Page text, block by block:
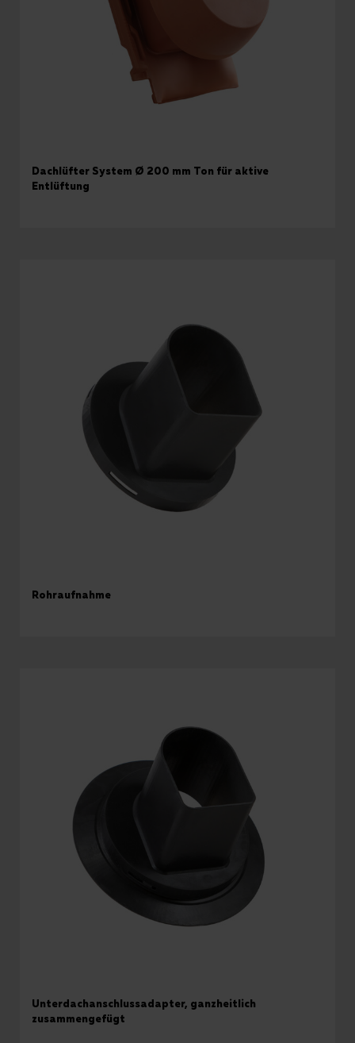
Dachlüfter System Ø 200 mm Ton für aktive
Entlüftung
Rohraufnahme
Unterdachanschlussadapter, ganzheitlich
zusammengefügt